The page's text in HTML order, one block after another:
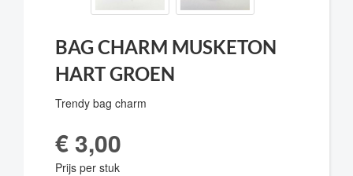
BAG CHARM MUSKETON
HART GROEN
Trendy bag charm
€ 3,00
Prijs per stuk